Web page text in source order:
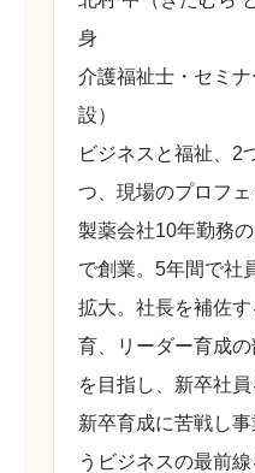
身
介護福祉士・セミ
設）
ビジネスと福祉、2
つ、現場のプロフェ
製薬会社10年勤務
で創業。5年間で社
拡大。社長を補佐
育、リーダー育成
を目指し、新卒社員
新卒育成に苦戦し
うビジネスの最前線